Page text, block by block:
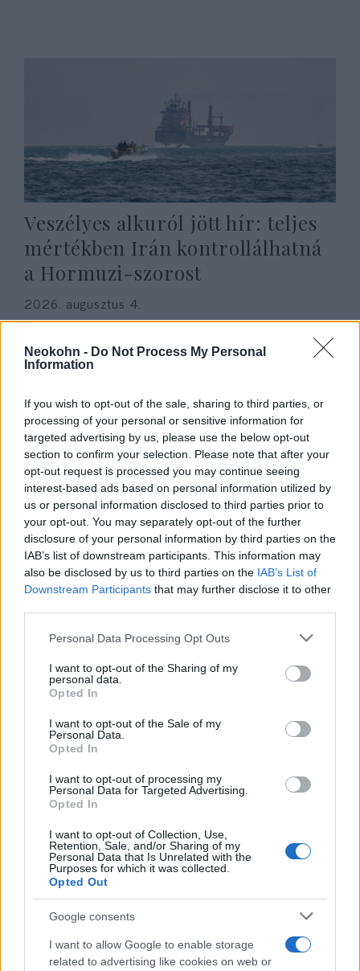
Neokohn - Do Not Process My Personal
Information
If you wish to opt-out of the sale, sharing to third parties, or
processing of your personal or sensitive information for
targeted advertising by us, please use the below opt-out
section to confirm your selection. Please note that after your
opt-out request is processed you may continue seeing
interest-based ads based on personal information utilized by
us or personal information disclosed to third parties prior to
your opt-out. You may separately opt-out of the further
disclosure of your personal information by third parties on the
IAB’s list of downstream participants. This information may
also be disclosed by us to third parties on the IAB’s List of
Downstream Participants that may further disclose it to other
Please note that this website/app uses one or more Google
not limited to your visit or usage behaviour. You may click to
grant or deny consent to Google and its third-party tags to
use your data for below specified purposes in below Google
consent section.
Personal Data Processing Opt Outs
I want to opt-out of the Sharing of my
personal data.
Opted In
I want to opt-out of the Sale of my
Personal Data.
Opted In
I want to opt-out of processing my
Personal Data for Targeted Advertising.
Opted In
I want to opt-out of Collection, Use,
Retention, Sale, and/or Sharing of my
Personal Data that Is Unrelated with the
Purposes for which it was collected.
Opted Out
Google consents
I want to allow Google to enable storage
related to advertising like cookies on web or
Veszélyes alkuról jött hír: teljes
mértékben Irán kontrollálhatná
a Hormuzi-szorost
2026. augusztus 4.
CNN: az amerikai parancsnokság
emailben vár ötleteket, hogyan
büntessék Iránt
2026. augusztus 4.
Irán tagadja, hogy Trumpot egy
nagy amerikai támadás
leállítására kérte volna
2026. augusztus 3.